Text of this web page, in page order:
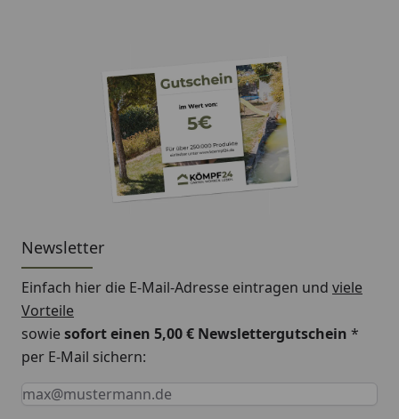
Newsletter
Einfach hier die E-Mail-Adresse eintragen und viele
Vorteile
sowiesofort einen 5,00 € Newslettergutschein *
per E-Mail sichern:
Keine Eingabe erforderlich
Eingabe erforderlich
E-Mail *